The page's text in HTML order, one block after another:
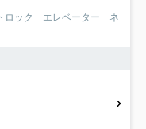
ロック エレベーター ネ